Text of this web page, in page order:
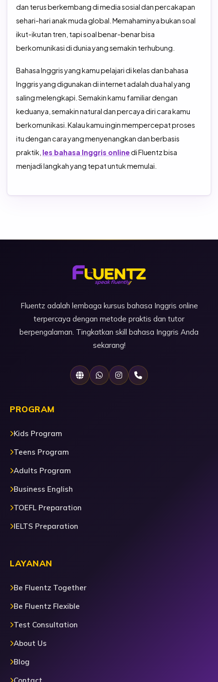
dan terus berkembang di media sosial dan percakapan
sehari-hari anak muda global. Memahaminya bukan soal
ikut-ikutan tren, tapi soal benar-benar bisa
berkomunikasi di dunia yang semakin terhubung.
Bahasa Inggris yang kamu pelajari di kelas dan bahasa
Inggris yang digunakan di internet adalah dua hal yang
saling melengkapi. Semakin kamu familiar dengan
keduanya, semakin natural dan percaya diri cara kamu
berkomunikasi. Kalau kamu ingin mempercepat proses
itu dengan cara yang menyenangkan dan berbasis
praktik, les bahasa Inggris onlinedi Fluentz bisa
menjadi langkah yang tepat untuk memulai.
Fluentz adalah lembaga kursus bahasa Inggris online
terpercaya dengan metode praktis dan tutor
berpengalaman. Tingkatkan skill bahasa Inggris Anda
sekarang!
PROGRAM
Kids Program
Teens Program
Adults Program
Business English
TOEFL Preparation
IELTS Preparation
LAYANAN
Be Fluentz Together
Be Fluentz Flexible
Test Consultation
About Us
Blog
Contact